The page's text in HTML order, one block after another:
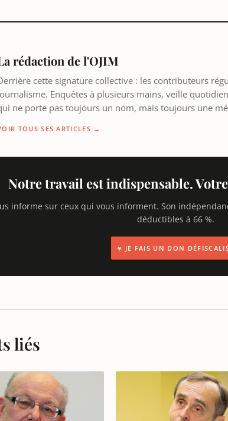
rédaction de l'OJIM
cette signature collective : les contributeurs
Enquêtes à plusieurs mains, veille
ne porte pas toujours un nom, mais toujours une
TOUS SES ARTICLES →
Notre travail est indispensable.
informe sur ceux qui vous informent. Son
déductibles à 66 %.
♥ JE FAIS UN DON
liés